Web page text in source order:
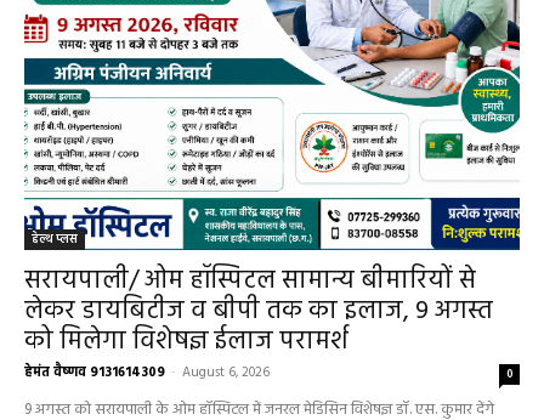
हेल्थ प्लस
सरायपाली/ ओम हॉस्पिटल सामान्य बीमारियों से
लेकर डायबिटीज व बीपी तक का इलाज, 9 अगस्त
को मिलेगा विशेषज्ञ ईलाज परामर्श
हेमंत वैष्णव 9131614309 - August 6, 2026 0
9 अगस्त को सरायपाली के ओम हॉस्पिटल में जनरल मेडिसिन विशेषज्ञ डॉ. एस. कुमार देंगे